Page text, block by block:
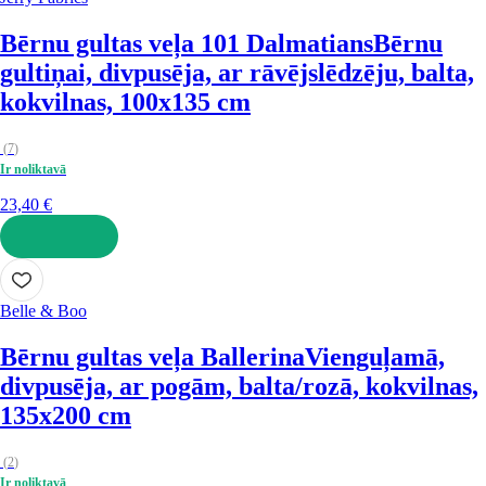
Bērnu gultas veļa 101 DalmatiansBērnu
gultiņai, divpusēja, ar rāvējslēdzēju, balta,
kokvilnas, 100x135 cm
(7)
Ir noliktavā
23,40 €
LIKT GROZĀ
Belle & Boo
Bērnu gultas veļa BallerinaVienguļamā,
divpusēja, ar pogām, balta/rozā, kokvilnas,
135x200 cm
(2)
Ir noliktavā